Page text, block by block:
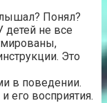
Понял?
детей не все
Это
в поведении.
его восприятия.